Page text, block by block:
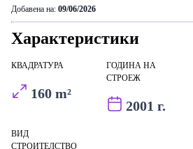
Добавена на: 09/06/2026
Характеристики
КВАДРАТУРА
160 m²
ГОДИНА НА
СТРОЕЖ
2001 г.
ВИД
СТРОИТЕЛСТВО